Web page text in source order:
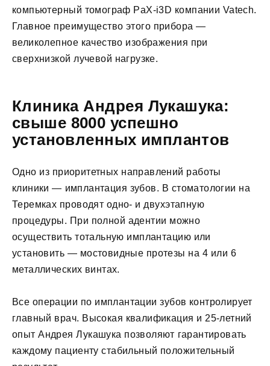
компьютерный томограф PaX-i3D компании Vatech.
Главное преимущество этого прибора —
великолепное качество изображения при
сверхнизкой лучевой нагрузке.
Клиника Андрея Лукашука:
свыше 8000 успешно
установленных имплантов
Одно из приоритетных направлений работы
клиники — имплантация зубов. В стоматологии на
Теремках проводят одно- и двухэтапную
процедуры. При полной адентии можно
осуществить тотальную имплантацию или
установить — мостовидные протезы на 4 или 6
металлических винтах.
Все операции по имплантации зубов контролирует
главный врач. Высокая квалификация и 25-летний
опыт Андрея Лукашука позволяют гарантировать
каждому пациенту стабильный положительный